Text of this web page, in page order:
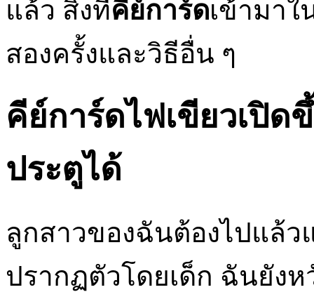
แล้ว สิ่งที่คีย์การ์ดเข้ามา
สองครั้งและวิธีอื่น ๆ
คีย์การ์ดไฟเขียวเปิ
ประตูได้
ลูกสาวของฉันต้องไปแล้
ปรากฏตัวโดยเด็ก ฉันยังห